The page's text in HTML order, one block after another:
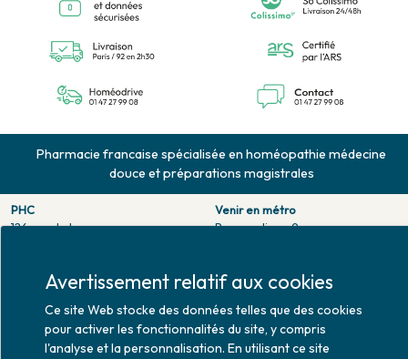
Pharmacie francaise spécialisée en homéopathie médecine
douce et préparations magistrales
PHC
126 rue de la pompe
Fax. 01 47 55 03 61
Horaires d'ouverture
Lundi : 10h30 - 20h00
Mardi au vendredi : 9h00 -
Venir en métro
Pompe : ligne 9.
Jean Monet : ligne 52.
Avertissement relatif aux cookies
Ce site Web stocke des données telles que des cookies
pour activer les fonctionnalités du site, y compris
l'analyse et la personnalisation. En utilisant ce site